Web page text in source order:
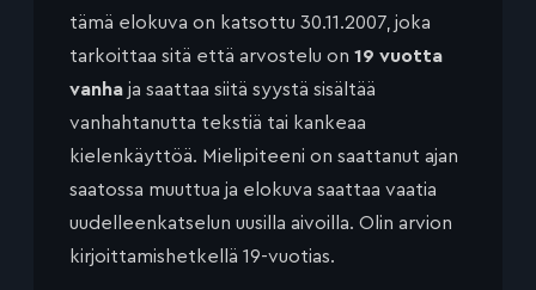
tämä elokuva on katsottu 30.11.2007, joka
tarkoittaa sitä että arvostelu on 19 vuotta
vanha ja saattaa siitä syystä sisältää
vanhahtanutta tekstiä tai kankeaa
kielenkäyttöä. Mielipiteeni on saattanut ajan
saatossa muuttua ja elokuva saattaa vaatia
uudelleenkatselun uusilla aivoilla. Olin arvion
kirjoittamishetkellä 19-vuotias.